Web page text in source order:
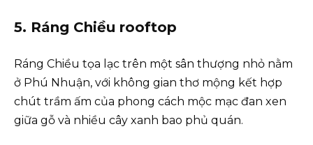
5. Ráng Chiều rooftop
Ráng Chiều tọa lạc trên một sân thượng nhỏ nằm
ở Phú Nhuận, với không gian thơ mộng kết hợp
chút trầm ấm của phong cách mộc mạc đan xen
giữa gỗ và nhiều cây xanh bao phủ quán.